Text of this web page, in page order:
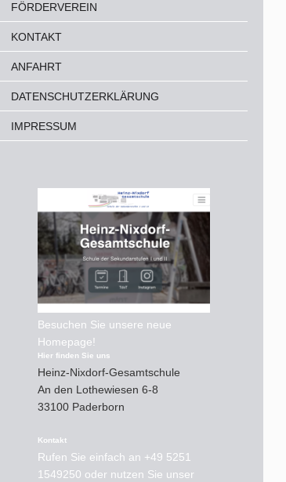
FÖRDERVEREIN
KONTAKT
ANFAHRT
DATENSCHUTZERKLÄRUNG
IMPRESSUM
Besuchen Sie unsere neue
Homepage!
Hier finden Sie uns
Heinz-Nixdorf-Gesamtschule
An den Lothewiesen 6-8
33100 Paderborn
Kontakt
Rufen Sie einfach an +49 5251
1549250 oder nutzen Sie unser